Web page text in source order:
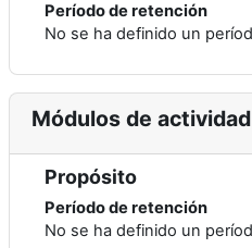
Período de retención
No se ha definido un
Módulos de actividad
Propósito
Período de retención
No se ha definido un